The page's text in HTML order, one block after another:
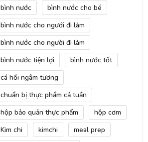
bình nước
bình nước cho bé
bình nước cho ngưới đi làm
bình nước cho người đi làm
bình nước tiện lợi
bình nước tốt
cá hồi ngâm tương
chuẩn bị thực phẩm cả tuần
hộp bảo quản thực phẩm
hộp cơm
Kim chi
kimchi
meal prep